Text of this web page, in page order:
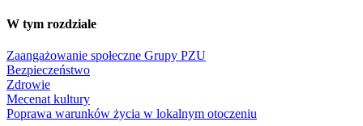
W tym rozdziale
Zaangażowanie społeczne Grupy PZU
Bezpieczeństwo
Zdrowie
Mecenat kultury
Poprawa warunków życia w lokalnym otoczeniu